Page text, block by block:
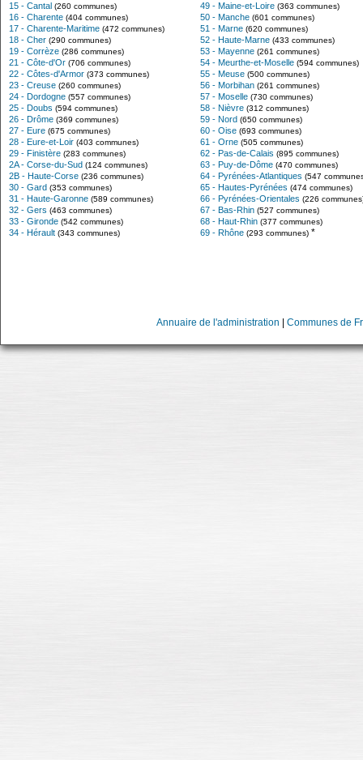
15 - Cantal (260 communes)
16 - Charente (404 communes)
17 - Charente-Maritime (472 communes)
18 - Cher (290 communes)
19 - Corrèze (286 communes)
21 - Côte-d'Or (706 communes)
22 - Côtes-d'Armor (373 communes)
23 - Creuse (260 communes)
24 - Dordogne (557 communes)
25 - Doubs (594 communes)
26 - Drôme (369 communes)
27 - Eure (675 communes)
28 - Eure-et-Loir (403 communes)
29 - Finistère (283 communes)
2A - Corse-du-Sud (124 communes)
2B - Haute-Corse (236 communes)
30 - Gard (353 communes)
31 - Haute-Garonne (589 communes)
32 - Gers (463 communes)
33 - Gironde (542 communes)
34 - Hérault (343 communes)
49 - Maine-et-Loire (363 communes)
50 - Manche (601 communes)
51 - Marne (620 communes)
52 - Haute-Marne (433 communes)
53 - Mayenne (261 communes)
54 - Meurthe-et-Moselle (594 communes)
55 - Meuse (500 communes)
56 - Morbihan (261 communes)
57 - Moselle (730 communes)
58 - Nièvre (312 communes)
59 - Nord (650 communes)
60 - Oise (693 communes)
61 - Orne (505 communes)
62 - Pas-de-Calais (895 communes)
63 - Puy-de-Dôme (470 communes)
64 - Pyrénées-Atlantiques (547
65 - Hautes-Pyrénées (474 communes)
66 - Pyrénées-Orientales (226
67 - Bas-Rhin (527 communes)
68 - Haut-Rhin (377 communes)
69 - Rhône (293 communes) *
Annuaire de l'administration Communes de